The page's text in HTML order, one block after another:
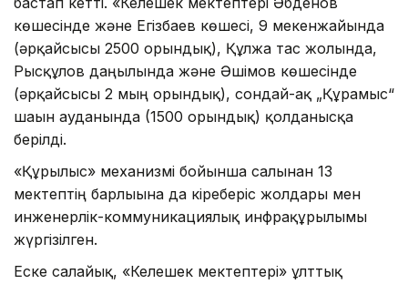
көшесінде және Егізбаев көшесі, 9 мекенжайында
(әрқайсысы 2500 орындық), Құлжа тас жолында,
Рысқұлов даңғылында және Әшімов көшесінде
(әрқайсысы 2 мың орындық), сондай-ақ „Құрамыс“
шағын ауданында (1500 орындық) қолданысқа
берілді.
«Құрылыс» механизмі бойынша салынған 13
мектептің барлығына да кіреберіс жолдары мен
инженерлік-коммуникациялық инфрақұрылымы
жүргізілген.
Еске салайық, «Келешек мектептері» ұлттық